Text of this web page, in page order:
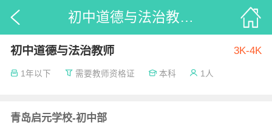
初中道德与法治教师-青岛启元学校-初中部_52招聘
初中道德与法治教师 3K-4K
1年以下 需要教师资格证 本科 1人
青岛启元学校-初中部